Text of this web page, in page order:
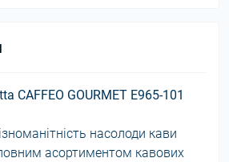
CAFFEO GOURMET E965-101
насолоди кави
асортиментом кавових